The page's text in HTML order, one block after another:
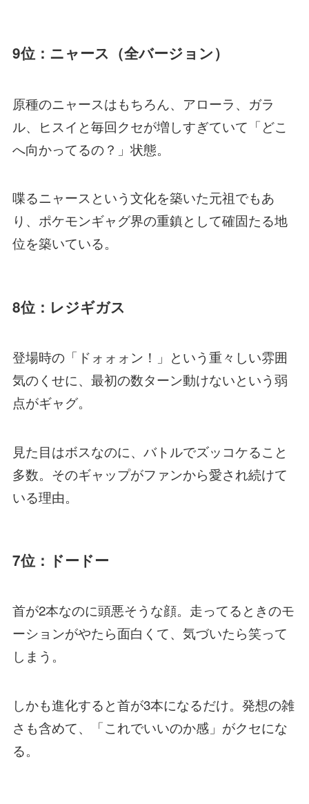
9位：ニャース（全バージョン）
原種のニャースはもちろん、アローラ、ガラ
ル、ヒスイと毎回クセが増しすぎていて「どこ
へ向かってるの？」状態。
喋るニャースという文化を築いた元祖でもあ
り、ポケモンギャグ界の重鎮として確固たる地
位を築いている。
8位：レジギガス
登場時の「ドォォォン！」という重々しい雰囲
気のくせに、最初の数ターン動けないという弱
点がギャグ。
見た目はボスなのに、バトルでズッコケること
多数。そのギャップがファンから愛され続けて
いる理由。
7位：ドードー
首が2本なのに頭悪そうな顔。走ってるときのモ
ーションがやたら面白くて、気づいたら笑って
しまう。
しかも進化すると首が3本になるだけ。発想の雑
さも含めて、「これでいいのか感」がクセにな
る。